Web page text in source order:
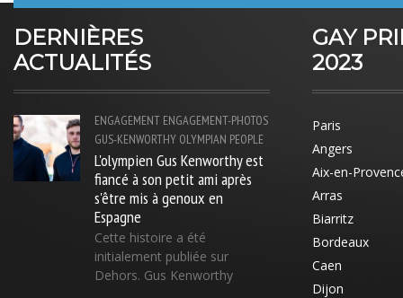
DERNIÈRES
ACTUALITÉS
ENGAGEMENT ENGAGEMENT-PHOTOS
GUS-KENWORTHY OLYMPIAN PEOPLE
L'olympien Gus Kenworthy est
fiancé à son petit ami après
s'être mis à genoux en
Espagne
Cette histoire a été
initialement publiée sur
Dehors. Gus Kenworthy
GAY
2023
Paris
Angers
Aix-en-
Arras
Biarritz
Bordeaux
Caen
Dijon